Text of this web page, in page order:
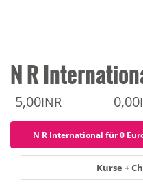
N R
5,00INR 0,00
N R International für 0
Kurse +